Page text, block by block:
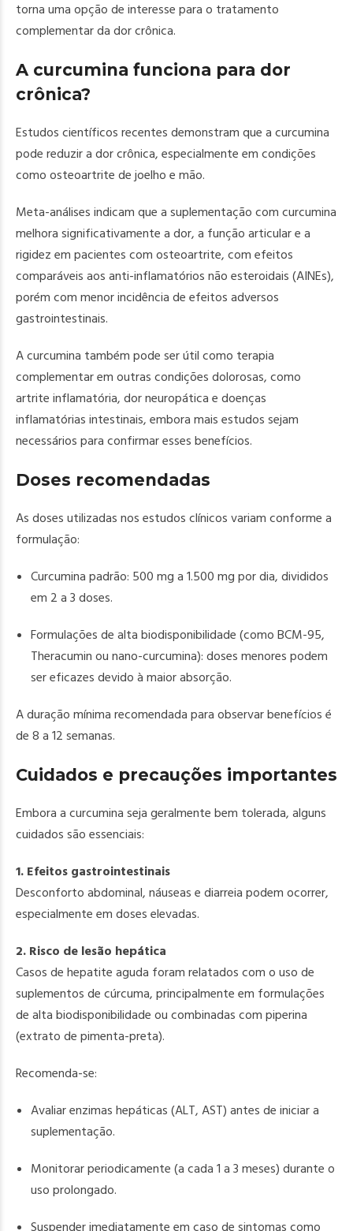
torna uma opção de interesse para o tratamento
complementar da dor crônica.
A curcumina funciona para dor
crônica?
Estudos científicos recentes demonstram que a curcumina
pode reduzir a dor crônica, especialmente em condições
como osteoartrite de joelho e mão.
Meta-análises indicam que a suplementação com curcumina
melhora significativamente a dor, a função articular e a
rigidez em pacientes com osteoartrite, com efeitos
comparáveis aos anti-inflamatórios não esteroidais (AINEs),
porém com menor incidência de efeitos adversos
gastrointestinais.
A curcumina também pode ser útil como terapia
complementar em outras condições dolorosas, como
artrite inflamatória, dor neuropática e doenças
inflamatórias intestinais, embora mais estudos sejam
necessários para confirmar esses benefícios.
Doses recomendadas
As doses utilizadas nos estudos clínicos variam conforme a
formulação:
Curcumina padrão: 500 mg a 1.500 mg por dia, divididos
em 2 a 3 doses.
Formulações de alta biodisponibilidade (como BCM-95,
Theracumin ou nano-curcumina): doses menores podem
ser eficazes devido à maior absorção.
A duração mínima recomendada para observar benefícios é
de 8 a 12 semanas.
Cuidados e precauções importantes
Embora a curcumina seja geralmente bem tolerada, alguns
cuidados são essenciais:
1. Efeitos gastrointestinais
Desconforto abdominal, náuseas e diarreia podem ocorrer,
especialmente em doses elevadas.
2. Risco de lesão hepática
Casos de hepatite aguda foram relatados com o uso de
suplementos de cúrcuma, principalmente em formulações
de alta biodisponibilidade ou combinadas com piperina
(extrato de pimenta-preta).
Recomenda-se:
Avaliar enzimas hepáticas (ALT, AST) antes de iniciar a
suplementação.
Monitorar periodicamente (a cada 1 a 3 meses) durante o
uso prolongado.
Suspender imediatamente em caso de sintomas como